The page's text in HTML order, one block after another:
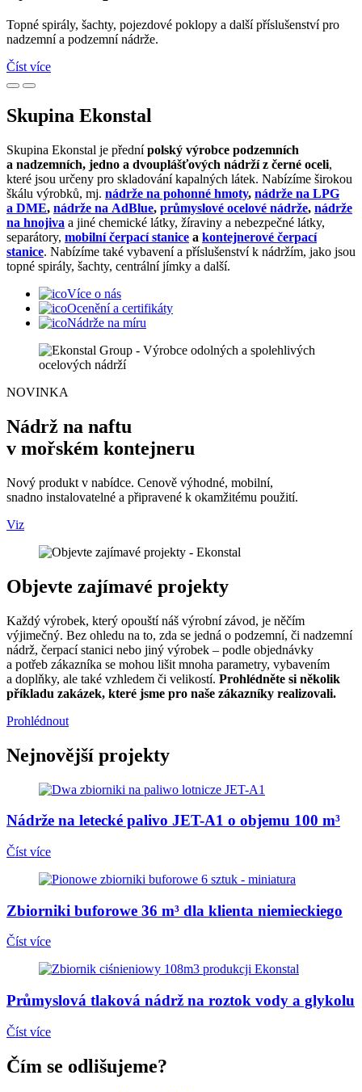
Topné spirály, šachty, pojezdové poklopy a další příslušenství pro
nadzemní a podzemní nádrže.
Číst více
Skupina Ekonstal
Skupina Ekonstal je přednípolský výrobce podzemních
a nadzemních, jedno a dvouplášťových nádrží z černé oceli,
které jsou určeny pro skladování kapalných látek. Nabízíme širokou
škálu výrobků, mj. nádrže na pohonné hmoty, nádrže na LPG
a DME, nádrže na AdBlue, průmyslové ocelové nádrže, nádrže
na hnojiva a jiné chemické látky, žíraviny a nebezpečné látky,
separátory, mobilní čerpací stanice a kontejnerové čerpací
stanice. Nabízíme také vybavení a příslušenství k nádržím, jako jsou
topné spirály, šachty, centrální jímky a další.
Více o nás
Ocenění a certifikáty
Nádrže na míru
NOVINKA
Nádrž na naftu
v mořském kontejneru
Nový produkt v nabídce. Cenově výhodné, mobilní,
snadno instalovatelné a připravené k okamžitému použití.
Viz
Objevte zajímavé projekty
Každý výrobek, který opouští náš výrobní závod, je něčím
výjimečný. Bez ohledu na to, zda se jedná o podzemní, či nadzemní
nádrž, čerpací stanici nebo jiný výrobek – podle objednávky
a potřeb zákazníka se mohou lišit mnoha parametry, vybavením
a doplňky, ale také vzhledem či velikostí. Prohlédněte si několik
příkladu zakázek, které jsme pro naše zákazníky realizovali.
Prohlédnout
Nejnovější projekty
Nádrže na letecké palivo JET-A1 o objemu 100 m³
Číst více
Zbiorniki buforowe 36 m³ dla klienta niemieckiego
Číst více
Průmyslová tlaková nádrž na roztok vody a glykolu
Číst více
Čím se odlišujeme?